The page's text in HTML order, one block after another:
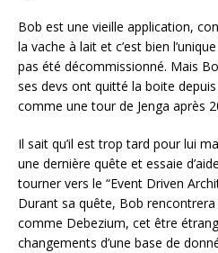
Bob est une vieille application,
la vache à lait et c’est bien
pas été décommissionné. Mais
ses devs ont quitté la boite
comme une tour de Jenga après
Il sait qu’il est trop tard pour lui
une dernière quête et essaie
tourner vers le “Event Driven
Durant sa quête, Bob
comme Debezium, cet être
changements d’une base de